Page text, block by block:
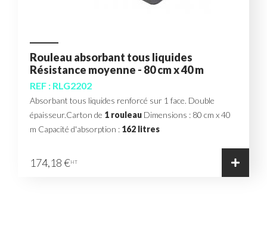
Rouleau absorbant tous liquides
Résistance moyenne - 80 cm x 40 m
REF : RLG2202
Absorbant tous liquides renforcé sur 1 face. Double
épaisseur.Carton de 1 rouleau Dimensions : 80 cm x 40
m Capacité d'absorption : 162 litres
174,18 €HT